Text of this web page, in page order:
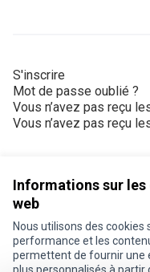
Informations sur
web
Nous utilisons des
performance et les
permettent de fournir une
S'inscrire
Mot de passe oublié ?
Vous n’avez pas reçu
Vous n’avez pas reçu
Conditions d'utilisation
Paramètres des cookies
Je participe ! sur X
Je participe ! sur
Je participe ! sur